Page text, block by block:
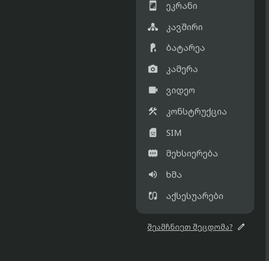
 ეკრანი
 კავშირი
 ბატარეა
 კამერა
 ვიდეო
 კონსტრუქცია
 SIM
 მეხსიერება
 ხმა
 აქსესუარები
შეამჩნიეთ შეცდომა? 